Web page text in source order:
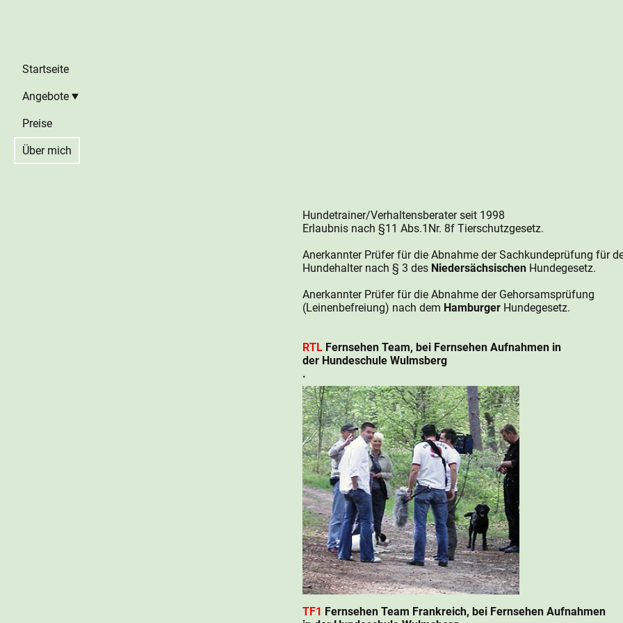
Startseite
Angebote
Preise
Über mich
Hundetrainer/Verhaltensberater seit 1998
Erlaubnis nach §11 Abs.1Nr. 8f Tierschutzgesetz.
Anerkannter Prüfer für die Abnahme der Sachkundeprüfung für
Hundehalter nach § 3 des Niedersächsischen Hundegesetz.
Anerkannter Prüfer für die Abnahme der Gehorsamsprüfung
(Leinenbefreiung) nach dem Hamburger Hundegesetz.
RTL Fernsehen Team, bei Fernsehen Aufnahmen in
der Hundeschule Wulmsberg
.
TF1 Fernsehen Team Frankreich, bei Fernsehen Aufnahmen